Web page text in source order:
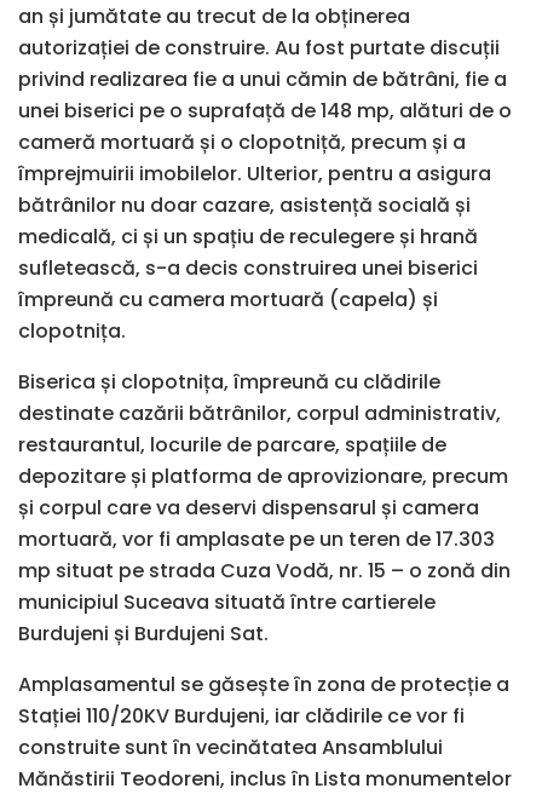
an și jumătate au trecut de la obținerea
autorizației de construire. Au fost purtate discuții
privind realizarea fie a unui cămin de bătrâni, fie a
unei biserici pe o suprafață de 148 mp, alături de o
cameră mortuară și o clopotniță, precum și a
împrejmuirii imobilelor. Ulterior, pentru a asigura
bătrânilor nu doar cazare, asistență socială și
medicală, ci și un spațiu de reculegere și hrană
sufletească, s-a decis construirea unei biserici
împreună cu camera mortuară (capela) și
clopotnița.
Biserica și clopotnița, împreună cu clădirile
destinate cazării bătrânilor, corpul administrativ,
restaurantul, locurile de parcare, spațiile de
depozitare și platforma de aprovizionare, precum
și corpul care va deservi dispensarul și camera
mortuară, vor fi amplasate pe un teren de 17.303
mp situat pe strada Cuza Vodă, nr. 15 – o zonă din
municipiul Suceava situată între cartierele
Burdujeni și Burdujeni Sat.
Amplasamentul se găsește în zona de protecție a
Stației 110/20KV Burdujeni, iar clădirile ce vor fi
construite sunt în vecinătatea Ansamblului
Mănăstirii Teodoreni, inclus în Lista monumentelor